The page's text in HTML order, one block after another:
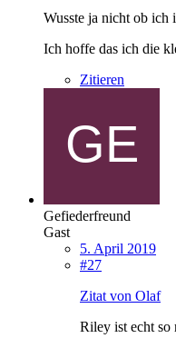
Wusste ja nicht ob ich
Ich hoffe das ich die
Zitieren
Gefiederfreund
Gast
5. April 2019
#27
Zitat von Olaf
Riley ist echt